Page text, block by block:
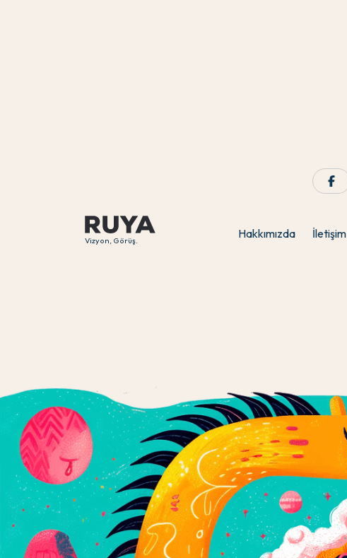
Vizyon, Görüş. Hakkımızda İletişim